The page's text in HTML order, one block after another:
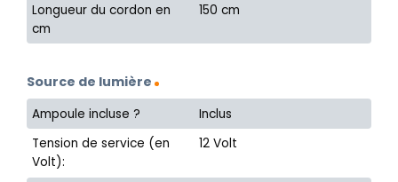
Longueur du cordon en
cm
150 cm
Source de lumière
Ampoule incluse ?
Inclus
Tension de service (en
Volt):
12 Volt